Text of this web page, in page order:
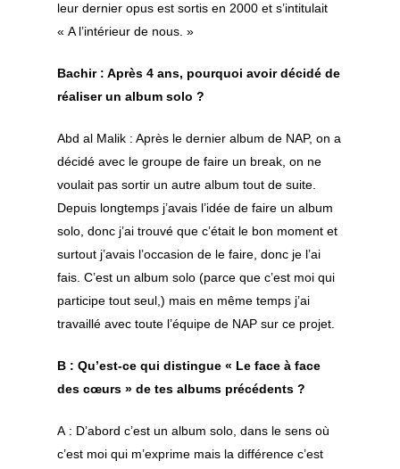
leur dernier opus est sortis en 2000 et s’intitulait
« A l’intérieur de nous. »
Bachir : Après 4 ans, pourquoi avoir décidé de
réaliser un album solo ?
Abd al Malik : Après le dernier album de NAP, on a
décidé avec le groupe de faire un break, on ne
voulait pas sortir un autre album tout de suite.
Depuis longtemps j’avais l’idée de faire un album
solo, donc j’ai trouvé que c’était le bon moment et
surtout j’avais l’occasion de le faire, donc je l’ai
fais. C’est un album solo (parce que c’est moi qui
participe tout seul,) mais en même temps j’ai
travaillé avec toute l’équipe de NAP sur ce projet.
B : Qu’est-ce qui distingue « Le face à face
des cœurs » de tes albums précédents ?
A : D’abord c’est un album solo, dans le sens où
c’est moi qui m’exprime mais la différence c’est